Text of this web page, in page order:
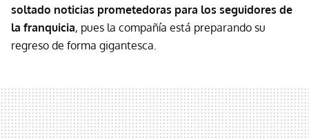
soltado noticias prometedoras para los seguidores de
la franquicia, pues la compañía está preparando su
regreso de forma gigantesca.